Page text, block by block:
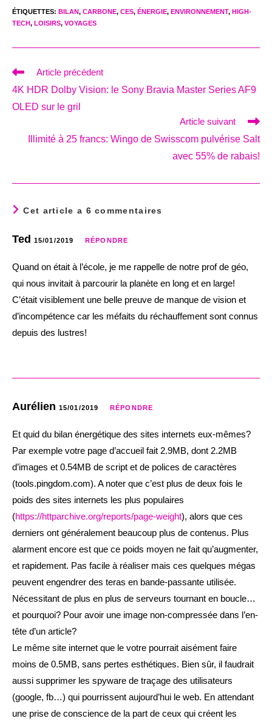
ÉTIQUETTES: BILAN, CARBONE, CES, ÉNERGIE, ENVIRONNEMENT, HIGH-
TECH, LOISIRS, VOYAGES
Read
articles
Article précédent
4K HDR Dolby Vision: le Sony Bravia Master Series AF9
OLED sur le gril
Article suivant
Illimité à 25 francs: Wingo de Swisscom pulvérise Salt
avec 55% de rabais!
Cet article a 6 commentaires
Ted 15/01/2019 RÉPONDRE
Quand on était à l’école, je me rappelle de notre prof de géo,
qui nous invitait à parcourir la planète en long et en large!
C’était visiblement une belle preuve de manque de vision et
d’incompétence car les méfaits du réchauffement sont connus
depuis des lustres!
Aurélien 15/01/2019 RÉPONDRE
Et quid du bilan énergétique des sites internets eux-mêmes?
Par exemple votre page d’accueil fait 2.9MB, dont 2.2MB
d’images et 0.54MB de script et de polices de caractères
(tools.pingdom.com). A noter que c’est plus de deux fois le
poids des sites internets les plus populaires
(https://httparchive.org/reports/page-weight), alors que ces
derniers ont généralement beaucoup plus de contenus. Plus
alarment encore est que ce poids moyen ne fait qu’augmenter,
et rapidement. Pas facile à réaliser mais ces quelques mégas
peuvent engendrer des teras en bande-passante utilisée.
Nécessitant de plus en plus de serveurs tournant en boucle…
et pourquoi? Pour avoir une image non-compressée dans l’en-
tête d’un article?
Le même site internet que le votre pourrait aisément faire
moins de 0.5MB, sans pertes esthétiques. Bien sûr, il faudrait
aussi supprimer les spyware de traçage des utilisateurs
(google, fb…) qui pourrissent aujourd’hui le web. En attendant
une prise de conscience de la part de ceux qui créent les